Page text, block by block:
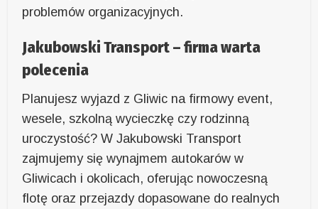
problemów organizacyjnych.
Jakubowski Transport – firma warta
polecenia
Planujesz wyjazd z Gliwic na firmowy event,
wesele, szkolną wycieczkę czy rodzinną
uroczystość? W Jakubowski Transport
zajmujemy się wynajmem autokarów w
Gliwicach i okolicach, oferując nowoczesną
flotę oraz przejazdy dopasowane do realnych